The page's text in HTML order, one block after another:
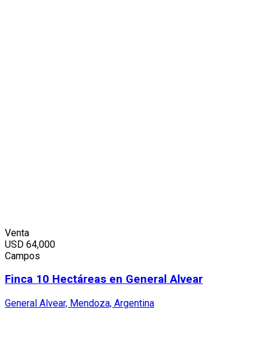
Venta
USD 64,000
Campos
Finca 10 Hectáreas en General Alvear
General Alvear, Mendoza, Argentina